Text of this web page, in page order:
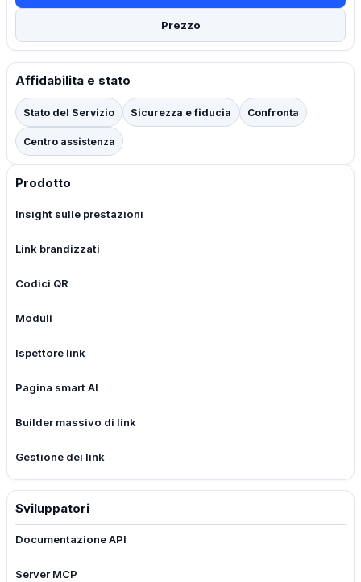
Prezzo
Affidabilita e stato
Stato del Servizio Sicurezza e fiducia Confronta
Centro assistenza
Prodotto
Insight sulle prestazioni
Link brandizzati
Codici QR
Moduli
Ispettore link
Pagina smart AI
Builder massivo di link
Gestione dei link
Sviluppatori
Documentazione API
Server MCP